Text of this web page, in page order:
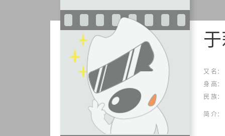
又 名：
身 高：
民 族：
简 介：